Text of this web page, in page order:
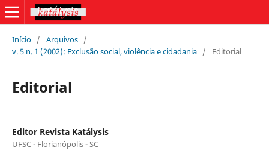
Início / Arquivos /
v. 5 n. 1 (2002): Exclusão social, violência e cidadania / Editorial
Editorial
Editor Revista Katálysis
UFSC - Florianópolis - SC